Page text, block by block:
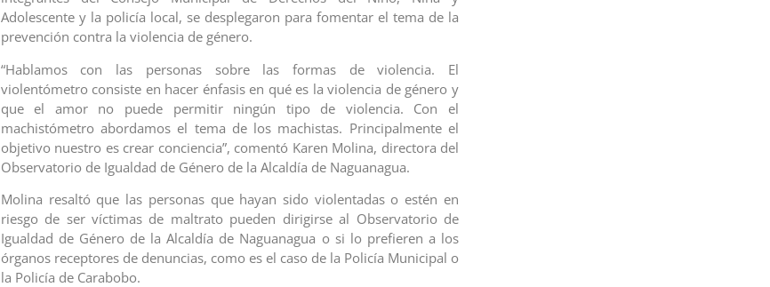
Adolescente y la policía local, se desplegaron para fomentar el tema de la
prevención contra la violencia de género.
“Hablamos con las personas sobre las formas de violencia. El
violentómetro consiste en hacer énfasis en qué es la violencia de género y
que el amor no puede permitir ningún tipo de violencia. Con el
machistómetro abordamos el tema de los machistas. Principalmente el
objetivo nuestro es crear conciencia”, comentó Karen Molina, directora del
Observatorio de Igualdad de Género de la Alcaldía de Naguanagua.
Molina resaltó que las personas que hayan sido violentadas o estén en
riesgo de ser víctimas de maltrato pueden dirigirse al Observatorio de
Igualdad de Género de la Alcaldía de Naguanagua o si lo prefieren a los
órganos receptores de denuncias, como es el caso de la Policía Municipal o
la Policía de Carabobo.